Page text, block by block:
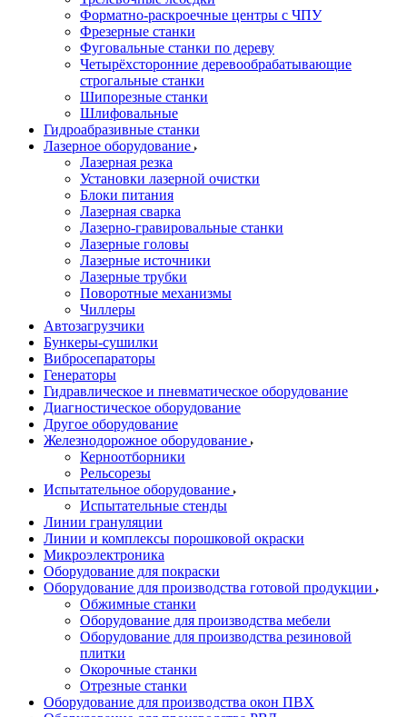
Форматно-раскроечные центры с ЧПУ
Фрезерные станки
Фуговальные станки по дереву
Четырёхсторонние деревообрабатывающие
строгальные станки
Шипорезные станки
Шлифовальные
Гидроабразивные станки
Лазерное оборудование
Лазерная резка
Установки лазерной очистки
Блоки питания
Лазерная сварка
Лазерно-гравировальные станки
Лазерные головы
Лазерные источники
Лазерные трубки
Поворотные механизмы
Чиллеры
Автозагрузчики
Бункеры-сушилки
Вибросепараторы
Генераторы
Гидравлическое и пневматическое оборудование
Диагностическое оборудование
Другое оборудование
Железнодорожное оборудование
Керноотборники
Рельсорезы
Испытательное оборудование
Испытательные стенды
Линии грануляции
Линии и комплексы порошковой окраски
Микроэлектроника
Оборудование для покраски
Оборудование для производства готовой продукции
Обжимные станки
Оборудование для производства мебели
Оборудование для производства резиновой
плитки
Окорочные станки
Отрезные станки
Оборудование для производства окон ПВХ